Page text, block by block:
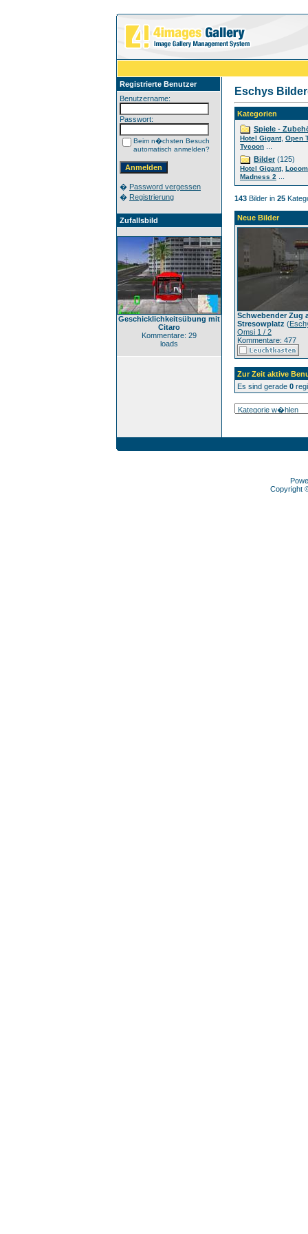
Registrierte Benutzer
Benutzername:
Passwort:
Beim n�chsten Besuch
automatisch anmelden?
� Password vergessen
� Registrierung
Zufallsbild
Geschicklichkeitsübung mit
Citaro
Kommentare: 29
loads
Eschys
Kategorien
Spiele -
Hotel Gigant, Open
Tycoon
Bilder(125)
Hotel Gigant,
Madness 2
143 Bilder in 25
Neue Bilder
Schwebender Zug
Stresowplatz (
Omsi 1 / 2
Kommentare: 477
Zur Zeit aktive
Es sind gerade 0
Copyright